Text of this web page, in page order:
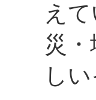
え
災
し